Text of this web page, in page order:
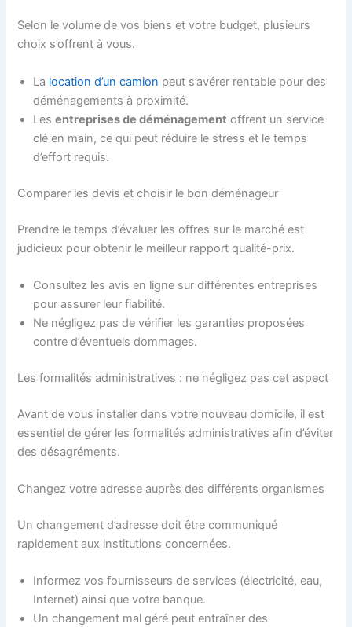
Selon le volume de vos biens et votre budget, plusieurs
choix s’offrent à vous.
La location d’un camion peut s’avérer rentable pour des
déménagements à proximité.
Lesentreprises de déménagement offrent un service
clé en main, ce qui peut réduire le stress et le temps
d’effort requis.
Comparer les devis et choisir le bon déménageur
Prendre le temps d’évaluer les offres sur le marché est
judicieux pour obtenir le meilleur rapport qualité-prix.
Consultez les avis en ligne sur différentes entreprises
pour assurer leur fiabilité.
Ne négligez pas de vérifier les garanties proposées
contre d’éventuels dommages.
Les formalités administratives : ne négligez pas cet aspect
Avant de vous installer dans votre nouveau domicile, il est
essentiel de gérer les formalités administratives afin d’éviter
des désagréments.
Changez votre adresse auprès des différents organismes
Un changement d’adresse doit être communiqué
rapidement aux institutions concernées.
Informez vos fournisseurs de services (électricité, eau,
Internet) ainsi que votre banque.
Un changement mal géré peut entraîner des